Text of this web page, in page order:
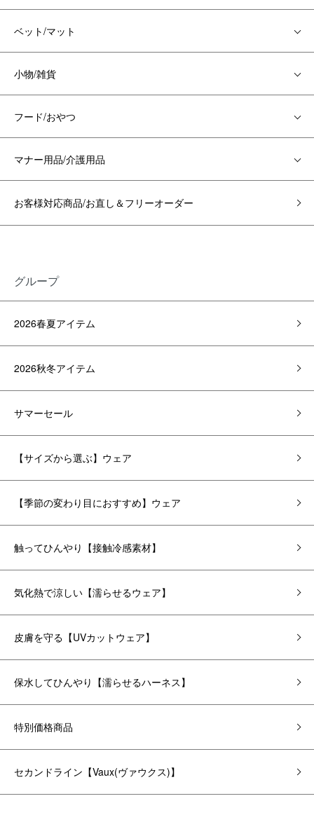
ベット/マット
小物/雑貨
フード/おやつ
マナー用品/介護用品
お客様対応商品/お直し＆フリーオーダー
グループ
2026春夏アイテム
2026秋冬アイテム
サマーセール
【サイズから選ぶ】ウェア
【季節の変わり目におすすめ】ウェア
触ってひんやり【接触冷感素材】
気化熱で涼しい【濡らせるウェア】
皮膚を守る【UVカットウェア】
保水してひんやり【濡らせるハーネス】
特別価格商品
セカンドライン【Vaux(ヴァウクス)】